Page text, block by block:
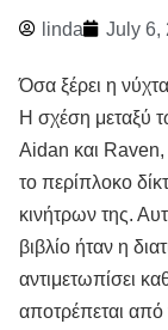
linda July 6,
Όσα ξέρει η
Η σχέση μεταξύ
Aidan και Raven,
το περίπλοκο
κινήτρων της.
βιβλίο ήταν η
αντιμετωπίσει
αποτρέπεται από